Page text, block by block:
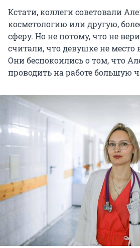
Кстати, коллеги советовали
косметологию или другую,
сферу. Но не потому, что не
считали, что девушке не место
Они беспокоились о том, что
проводить на работе большую